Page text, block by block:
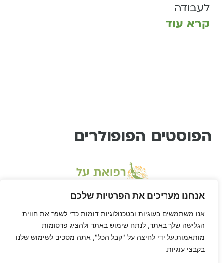
אנחנו מעריכים את הפרטיות שלכם
אנו משתמשים בעוגיות ובטכנולוגיות דומות כדי לשפר את חווית
הגלישה שלך באתר, לנתח שימוש באתר ולהציג פרסומות
מותאמות.על ידי לחיצה על "קבל הכל", אתה מסכים לשימוש שלנו
בקבצי עוגיות.
לעבודה
קרא עוד
הפוסטים הפופולרים
* דיסקליימר: דן הוא לא רופא ורפואת-על היא שיטה בתחום הרפואה המשלימה, ולא